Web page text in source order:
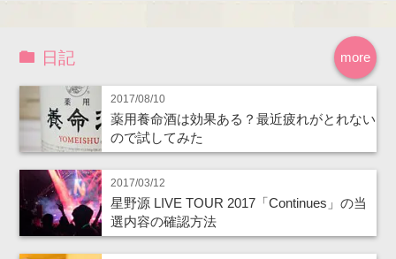
more
日記
2017/08/10
薬用養命酒は効果ある？最近疲れがとれない
ので試してみた
2017/03/12
星野源 LIVE TOUR 2017「Continues」の当
選内容の確認方法